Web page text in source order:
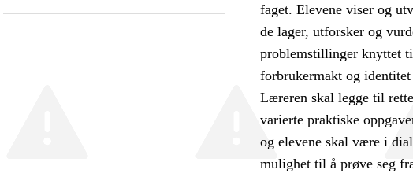
faget. Elevene viser og
de lager, utforsker og
problemstillinger knyttet
forbrukermakt og
Læreren skal legge til
varierte praktiske
og elevene skal være i
mulighet til å prøve seg